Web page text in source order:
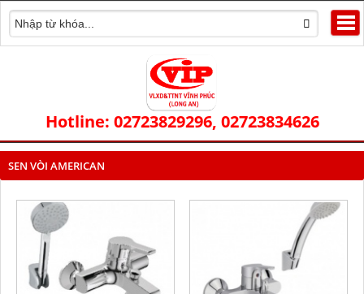
Hotline: 02723829296, 02723834626
SEN VÒI AMERICAN